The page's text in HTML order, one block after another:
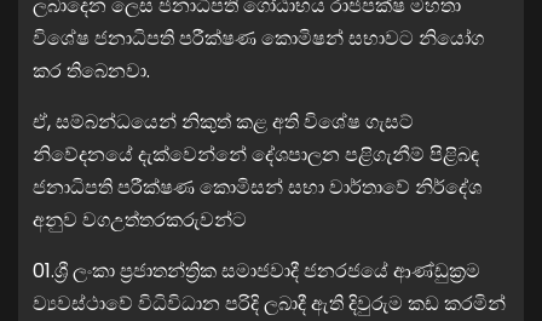
ලබාදෙන ලෙස ජනාධිපති ගෝඨාභය රාජපක්ෂ මහතා
විශේෂ ජනාධිපති පරීක්ෂණ කොමිෂන් සභාවට නියෝග
කර තිබෙනවා.
ඒ, සම්බන්ධයෙන් නිකුත් කළ අති විශේෂ ගැසට්
නිවේදනයේ දැක්වෙන්නේ දේශපාලන පළිගැනීම් පිළිබඳ
ජනාධිපති පරීක්ෂණ කොමිසන් සභා වාර්තාවේ නිර්දේශ
අනුව වගඋත්තරකරුවන්ට
01.ශ්‍රී ලංකා ප්‍රජාතන්ත්‍රික සමාජවාදී ජනරජයේ ආණ්ඩුක්‍රම
ව්‍යවස්ථාවේ විධිවිධාන පරිදි ලබාදී ඇති දිවුරුම කඩ කරමින්